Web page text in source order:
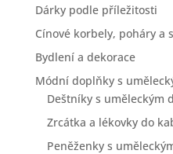
Dárky podle příležitosti
Cínové korbely, poháry a
Bydlení a dekorace
Módní doplňky s
Deštníky s uměleckým
Zrcátka a lékovky do
Peněženky s